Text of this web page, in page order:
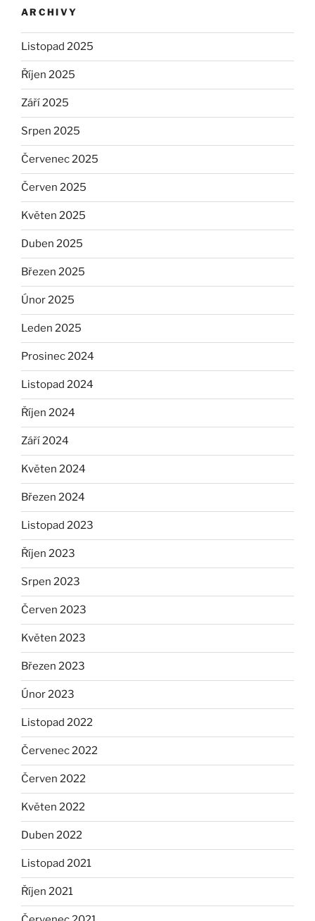
ARCHIVY
Listopad 2025
Říjen 2025
Září 2025
Srpen 2025
Červenec 2025
Červen 2025
Květen 2025
Duben 2025
Březen 2025
Únor 2025
Leden 2025
Prosinec 2024
Listopad 2024
Říjen 2024
Září 2024
Květen 2024
Březen 2024
Listopad 2023
Říjen 2023
Srpen 2023
Červen 2023
Květen 2023
Březen 2023
Únor 2023
Listopad 2022
Červenec 2022
Červen 2022
Květen 2022
Duben 2022
Listopad 2021
Říjen 2021